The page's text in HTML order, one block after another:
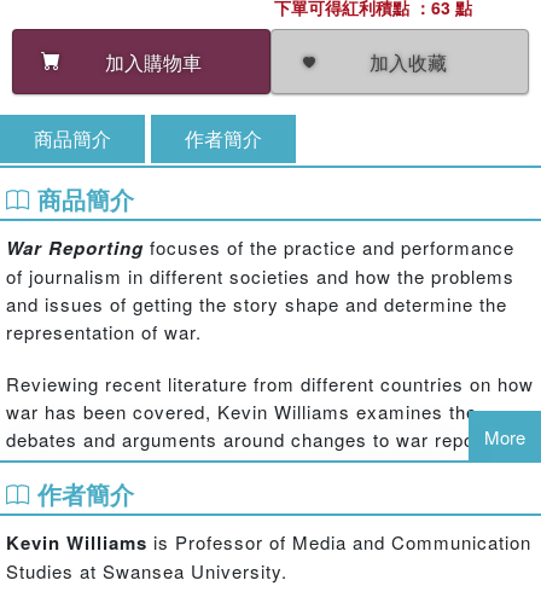
加入購物車 加入收藏
下單可得紅利積點 ：63 點
商品簡介 作者簡介
商品簡介
War Reporting focuses of the practice and performance
of journalism in different societies and how the problems
and issues of getting the story shape and determine the
representation of war.
Reviewing recent literature from different countries on how
war has been covered, Kevin Williams examines the
debates and arguments around changes to war reporting
in the global era, focussing on four themes: technological
development, the growing emphasis on victims, the
increased reflexivity of the media on how war is reported
and greater emphasis on the visualisation of war.
More
作者簡介
Kevin Williams is Professor of Media and Communication
Studies at Swansea University.